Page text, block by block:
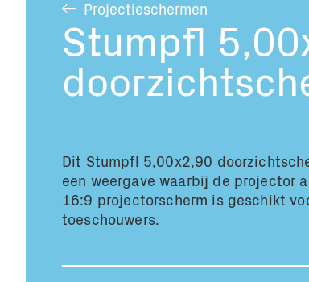
Projectieschermen
Stumpfl
Dit Stumpfl 5,00x2,90
een weergave waarbij de projector
16:9 projectorscherm is geschikt
toeschouwers.